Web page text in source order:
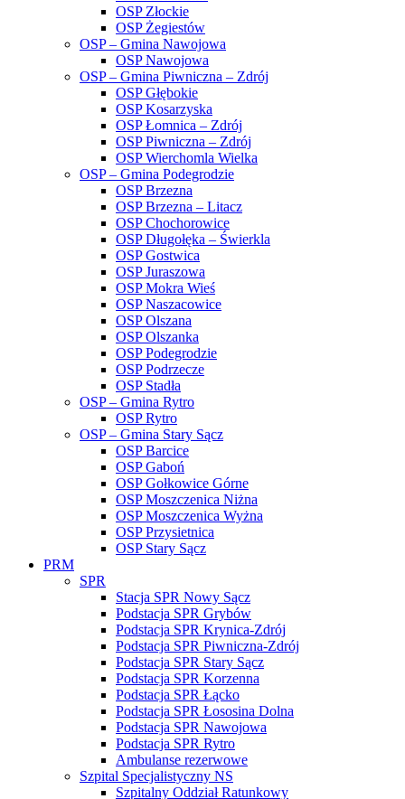
OSP Złockie
OSP Żegiestów
OSP – Gmina Nawojowa
OSP Nawojowa
OSP – Gmina Piwniczna – Zdrój
OSP Głębokie
OSP Kosarzyska
OSP Łomnica – Zdrój
OSP Piwniczna – Zdrój
OSP Wierchomla Wielka
OSP – Gmina Podegrodzie
OSP Brzezna
OSP Brzezna – Litacz
OSP Chochorowice
OSP Długołęka – Świerkla
OSP Gostwica
OSP Juraszowa
OSP Mokra Wieś
OSP Naszacowice
OSP Olszana
OSP Olszanka
OSP Podegrodzie
OSP Podrzecze
OSP Stadła
OSP – Gmina Rytro
OSP Rytro
OSP – Gmina Stary Sącz
OSP Barcice
OSP Gaboń
OSP Gołkowice Górne
OSP Moszczenica Niżna
OSP Moszczenica Wyżna
OSP Przysietnica
OSP Stary Sącz
PRM
SPR
Stacja SPR Nowy Sącz
Podstacja SPR Grybów
Podstacja SPR Krynica-Zdrój
Podstacja SPR Piwniczna-Zdrój
Podstacja SPR Stary Sącz
Podstacja SPR Korzenna
Podstacja SPR Łącko
Podstacja SPR Łososina Dolna
Podstacja SPR Nawojowa
Podstacja SPR Rytro
Ambulanse rezerwowe
Szpital Specjalistyczny NS
Szpitalny Oddział Ratunkowy